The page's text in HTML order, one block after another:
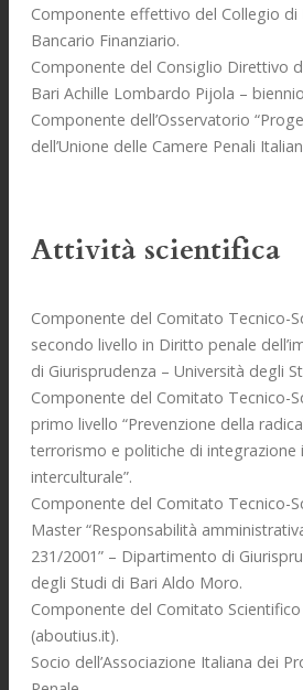
Componente effettivo del Collegio di
Bancario Finanziario.
Componente del Consiglio Direttivo
Bari Achille Lombardo Pijola –
Componente dell’Osservatorio
dell’Unione delle Camere Penali
Attività scientifica
Componente del Comitato Tecnico-
secondo livello in Diritto penale
di Giurisprudenza – Università degli
Componente del Comitato Tecnico-
primo livello “Prevenzione della
terrorismo e politiche di integrazione
interculturale”.
Componente del Comitato Tecnico-
Master “Responsabilità
231/2001” – Dipartimento di
degli Studi di Bari Aldo Moro.
Componente del Comitato
(aboutius.it).
Socio dell’Associazione Italiana dei